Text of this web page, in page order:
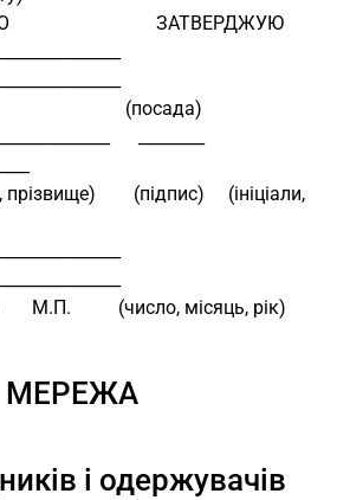
ЗАТВЕРДЖУЮ
(посада)
прізвище)        (підпис)     (ініціали,
М.П.          (число, місяць, рік)
МЕРЕЖА
і одержувачів